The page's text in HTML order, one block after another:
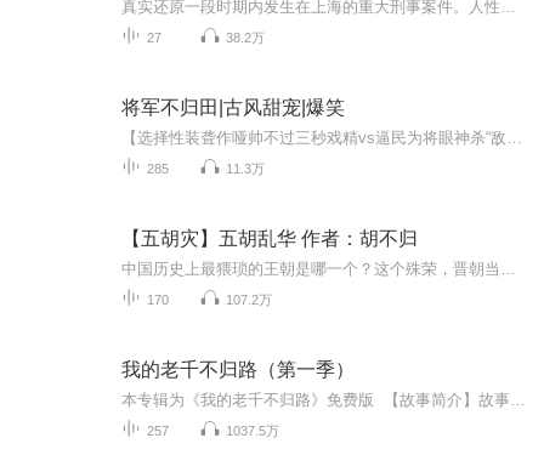
27 38.2万
将军不归田|古风甜宠|爆笑
285 11.3万
【五胡灾】五胡乱华 作者：胡不归
170 107.2万
我的老千不归路（第一季）
257 1037.5万